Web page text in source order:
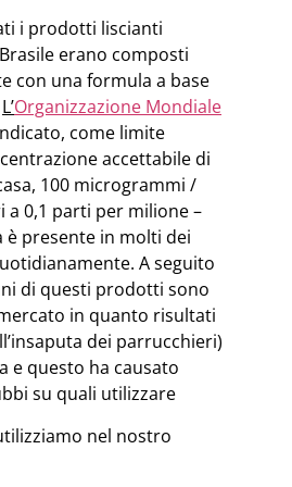
i prodotti liscianti
erano composti
con una formula a base
L’Organizzazione Mondiale
come limite
accettabile di
100 microgrammi /
a 0,1 parti per milione –
è presente in molti dei
A seguito
di questi prodotti sono
in quanto risultati
dei parrucchieri)
e questo ha causato
su quali utilizzare
nel nostro